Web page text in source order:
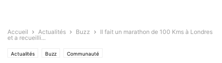
Accueil Actualités Buzz
Il fait un marathon de 100 Kms à Londres
et a recueilli...
Actualités Buzz Communauté